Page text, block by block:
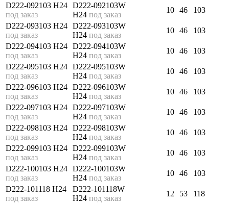
D222-092103 H24
под заказ
D222-092103W
H24 под заказ
10 46
103
D222-093103 H24
под заказ
D222-093103W
H24 под заказ
10 46
103
D222-094103 H24
под заказ
D222-094103W
H24 под заказ
10 46
103
D222-095103 H24
под заказ
D222-095103W
H24 под заказ
10 46
103
D222-096103 H24
под заказ
D222-096103W
H24 под заказ
10 46
103
D222-097103 H24
под заказ
D222-097103W
H24 под заказ
10 46
103
D222-098103 H24
под заказ
D222-098103W
H24 под заказ
10 46
103
D222-099103 H24
под заказ
D222-099103W
H24 под заказ
10 46
103
D222-100103 H24
под заказ
D222-100103W
H24 под заказ
10 46
103
D222-101118 H24
под заказ
D222-101118W
H24 под заказ
12 53
118